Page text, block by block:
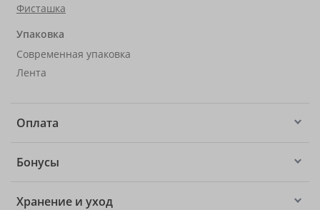
Фисташка
Упаковка
Современная упаковка
Лента
Оплата
Бонусы
Хранение и уход